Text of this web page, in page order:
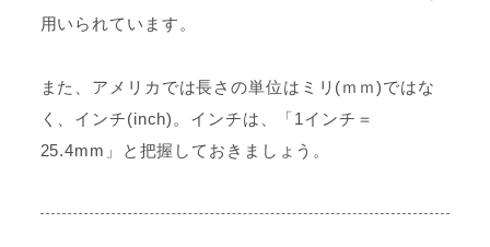
用いられています。
また、アメリカでは長さの単位はミリ(ｍｍ)ではな
く、インチ(inch)。インチは、「1インチ＝
25.4mm」と把握しておきましょう。